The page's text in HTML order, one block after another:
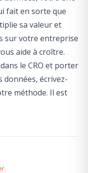
fait en sorte que
sa valeur et
sur votre entreprise
aide à croître.
le CRO et porter
données, écrivez-
méthode. Il est